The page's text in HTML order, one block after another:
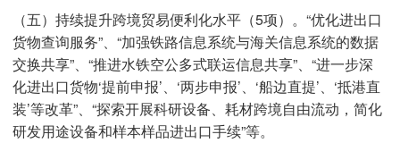
（五）持续提升跨境贸易便利化水平（5项）。“优化进出口
货物查询服务”、“加强铁路信息系统与海关信息系统的数据
交换共享”、“推进水铁空公多式联运信息共享”、“进一步深
化进出口货物‘提前申报’、‘两步申报’、‘船边直提’、‘抵港直
装’等改革”、“探索开展科研设备、耗材跨境自由流动，简化
研发用途设备和样本样品进出口手续”等。